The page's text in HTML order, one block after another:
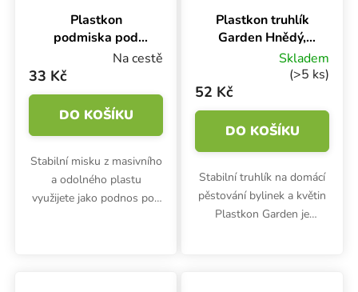
Plastkon
podmiska pod
truhlík Garden
40x17x4.5 cm
Na cestě
33 Kč
DO KOŠÍKU
Stabilní misku z masivního
a odolného plastu
využijete jako podnos pod
Plastkon truhlík
Garden Hnědý,
50x17x15 cmSkladem
(>5 ks)
52 Kč
DO KOŠÍKU
Stabilní truhlík na domácí
pěstování bylinek a květin
Plastkon Garden je